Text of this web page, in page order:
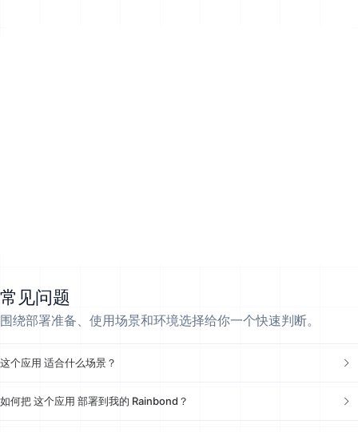
常见问题
围绕部署准备、使用场景和环境选择给你一个快速判断。
这个应用 适合什么场景？
如何把 这个应用 部署到我的 Rainbond？